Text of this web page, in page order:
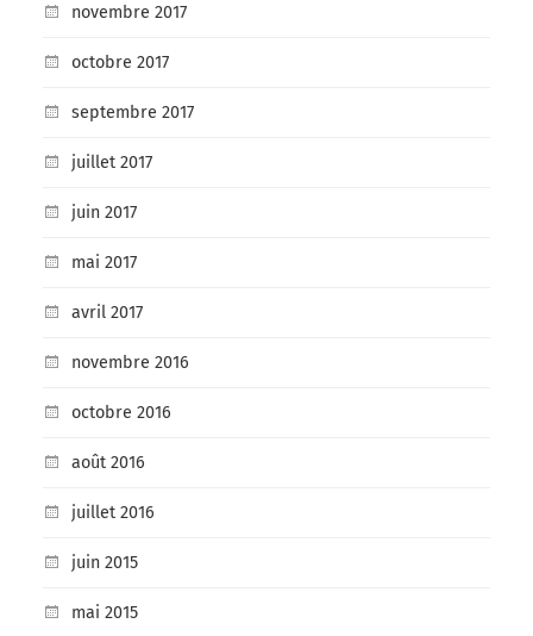
novembre 2017
octobre 2017
septembre 2017
juillet 2017
juin 2017
mai 2017
avril 2017
novembre 2016
octobre 2016
août 2016
juillet 2016
juin 2015
mai 2015